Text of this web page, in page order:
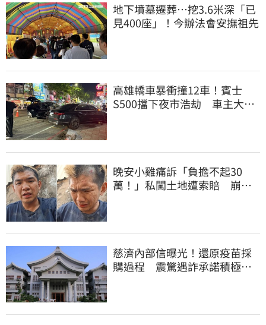
地下墳墓遷葬…挖3.6米深「已
見400座」！今辦法會安撫祖先
高雄轎車暴衝撞12車！賓士
S500擋下夜市浩劫 車主大
晚安小雞痛訴「負擔不起30
萬！」私闖土地遭索賠 崩
慈濟內部信曝光！還原疫苗採
購過程 震驚遇詐承諾積極追